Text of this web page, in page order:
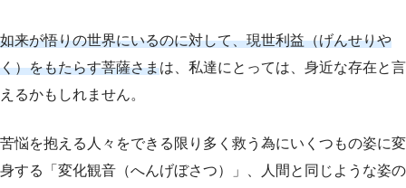
如来が悟りの世界にいるのに対して、現世利益（げんせりや
く）をもたらす菩薩さまは、私達にとっては、身近な存在と言
えるかもしれません。
苦悩を抱える人々をできる限り多く救う為にいくつもの姿に変
身する「変化観音（へんげぼさつ）」、人間と同じような姿の